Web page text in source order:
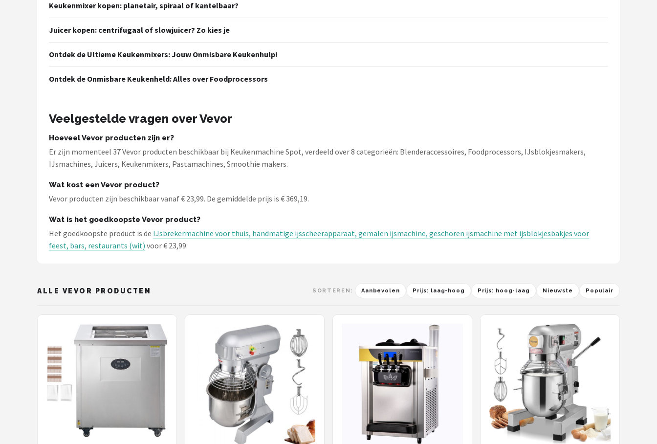
Keukenmixer kopen: planetair, spiraal of kantelbaar?
Juicer kopen: centrifugaal of slowjuicer? Zo kies je
Ontdek de Ultieme Keukenmixers: Jouw Onmisbare Keukenhulp!
Ontdek de Onmisbare Keukenheld: Alles over Foodprocessors
Veelgestelde vragen over Vevor
Hoeveel Vevor producten zijn er?
Er zijn momenteel 37 Vevor producten beschikbaar bij Keukenmachine Spot, verdeeld over 8 categorieën: Blenderaccessoires, Foodprocessors, IJsblokjesmakers,
IJsmachines, Juicers, Keukenmixers, Pastamachines, Smoothie makers.
Wat kost een Vevor product?
Vevor producten zijn beschikbaar vanaf € 23,99. De gemiddelde prijs is € 369,19.
Wat is het goedkoopste Vevor product?
Het goedkoopste product is de IJsbrekermachine voor thuis, handmatige ijsscheerapparaat, gemalen ijsmachine, geschoren ijsmachine met ijsblokjesbakjes voor
feest, bars, restaurants (wit) voor € 23,99.
ALLE VEVOR PRODUCTEN SORTEREN: Aanbevolen Prijs: laag-hoog Prijs: hoog-laag Nieuwste Populair